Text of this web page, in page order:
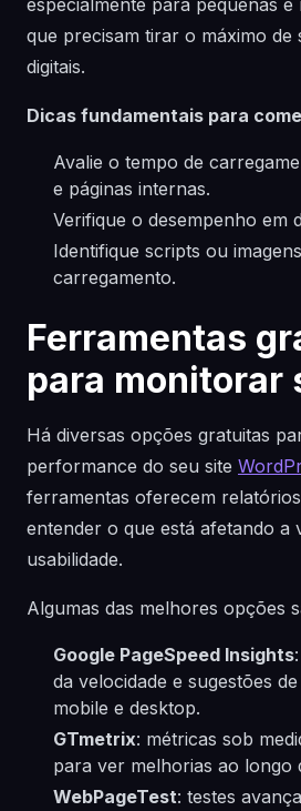
especialmente para pequenas e
que precisam tirar o máximo de
digitais.
Dicas fundamentais para
Avalie o tempo de
e páginas internas.
Verifique o desempenho em
Identifique scripts ou
carregamento.
Ferramentas
para monitorar
Há diversas opções gratuitas
performance do seu site
ferramentas oferecem
entender o que está afetando a
usabilidade.
Algumas das melhores opções
Google PageSpeed Insights
da velocidade e sugestões
mobile e desktop.
GTmetrix: métricas sob
para ver melhorias ao longo
WebPageTest: testes